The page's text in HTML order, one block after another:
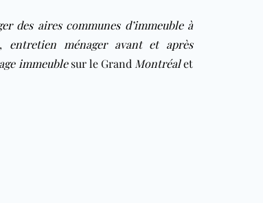
des aires communes d’immeuble à
, entretien ménager avant et après
immeublesur le Grand Montréalet